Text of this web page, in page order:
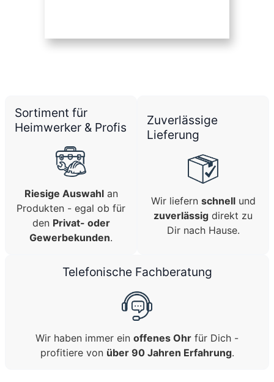
Sortiment für
Heimwerker & Profis
Riesige Auswahlan
Produkten - egal ob für
den Privat- oder
Gewerbekunden.
Zuverlässige
Lieferung
Wir liefern schnellund
zuverlässig direkt zu
Dir nach Hause.
Telefonische Fachberatung
Wir haben immer ein offenes Ohr für Dich -
profitiere von über 90 Jahren Erfahrung.